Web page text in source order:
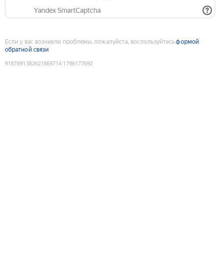
Yandex SmartCaptcha
Если у вас возникли проблемы, пожалуйста, воспользуйтесьформой
обратной связи
9187891382621869714:1786177692